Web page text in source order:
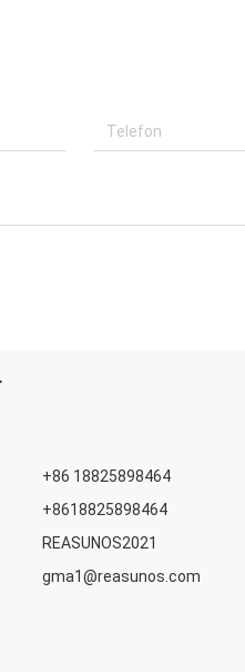
+86 18825898464
+8618825898464
REASUNOS2021
gma1@reasunos.com